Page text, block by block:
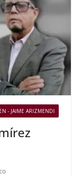
- JAIME ARIZMENDI